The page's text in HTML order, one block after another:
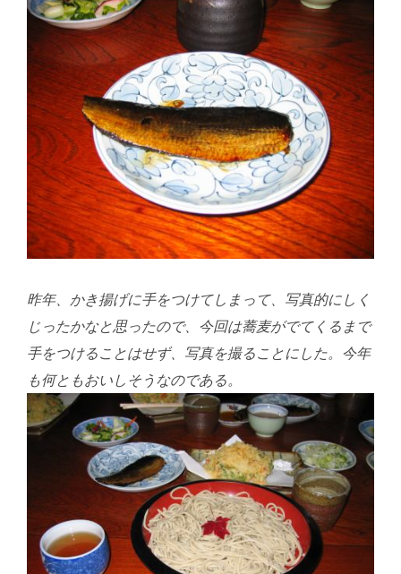
昨年、かき揚げに手をつけてしまって、写真的にしく
じったかなと思ったので、今回は蕎麦がでてくるまで
手をつけることはせず、写真を撮ることにした。今年
も何ともおいしそうなのである。